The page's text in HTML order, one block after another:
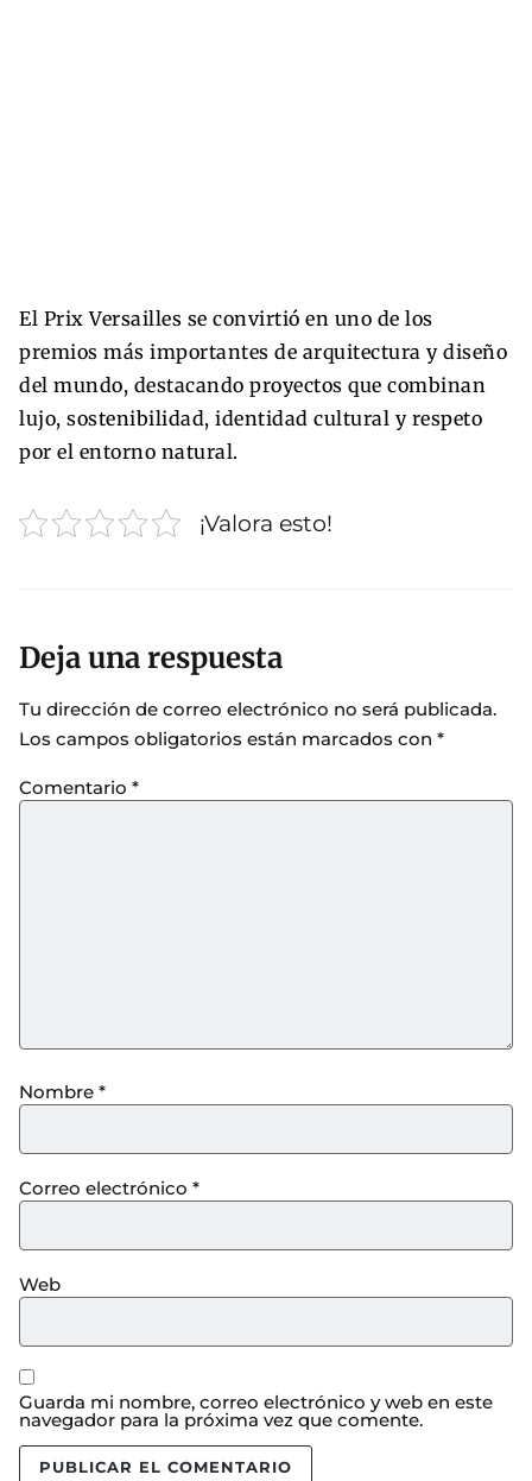
El Prix Versailles se convirtió en uno de los
premios más importantes de arquitectura y diseño
del mundo, destacando proyectos que combinan
lujo, sostenibilidad, identidad cultural y respeto
por el entorno natural.
¡Valora esto!
Deja una respuesta
Tu dirección de correo electrónico no será publicada.
Los campos obligatorios están marcados con *
Comentario *
Nombre *
Correo electrónico *
Web
Guarda mi nombre, correo electrónico y web en este
navegador para la próxima vez que comente.